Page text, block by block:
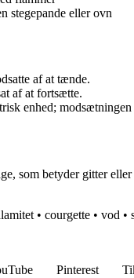
stegepande eller ovn
af at tænde.
af at fortsætte.
enhed;
som betyder gitter
• courgette • vod •
Pinterest